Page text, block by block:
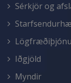
Sérkjör og
Iðgjöld
Myndir